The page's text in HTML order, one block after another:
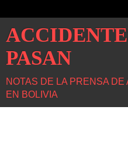
PASAN
NOTAS DE LA PRENSA
EN BOLIVIA